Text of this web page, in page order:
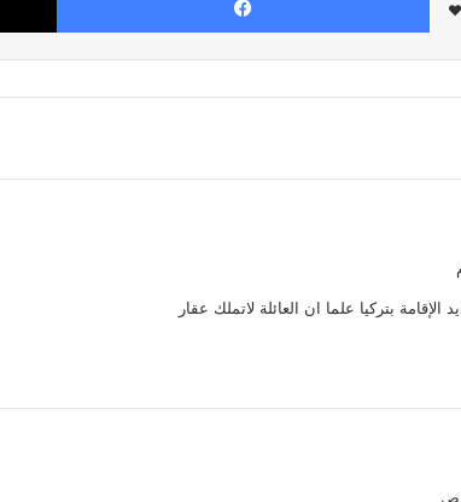
❤
بتركيا علما ان العائلة لاتملك عقار